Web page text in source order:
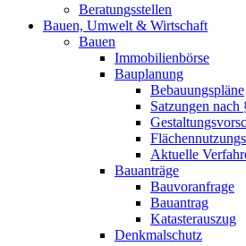
Beratungsstellen
Bauen, Umwelt & Wirtschaft
Bauen
Immobilienbörse
Bauplanung
Bebauungspläne
Satzungen
Aktuelle
Bauanträge
Bauvoranfrage
Bauantrag
Katasterauszug
Denkmalschutz